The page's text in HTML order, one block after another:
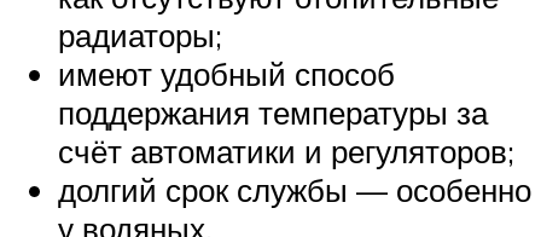
радиаторы;
имеют удобный способ
поддержания температуры за
счёт автоматики и регуляторов;
долгий срок службы — особенно
у водяных.